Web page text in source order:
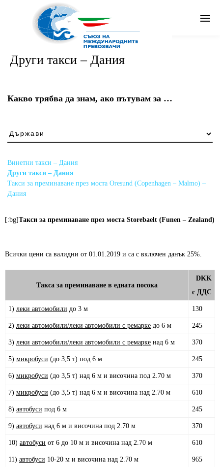
Бг
Други такси – Дания
Какво трябва да знам, ако пътувам за …
Какво
трябва
знам,
ако
пътувам
за
Винетни такси – Дания
Други такси – Дания
Такси за преминаване през моста Oresund (Copenhagen – Malmo) –
Дания
[:bg]Такси за преминаване през моста Storebaelt (Funen – Zealand)
Всички цени са валидни от 01.01.2019 и са с включен данък 25%.
Такса за преминаване в едната посока
DKK
с ДДС
1) леки автомобили до 3 м 130
2) леки автомобили/леки автомобили с ремарке до 6 м 245
3) леки автомобили/леки автомобили с ремарке над 6 м 370
5) микробуси (до 3,5 т) под 6 м 245
6) микробуси (до 3,5 т) над 6 м и височина под 2.70 м 370
7) микробуси (до 3,5 т) над 6 м и височина над 2.70 м 610
8) автобуси под 6 м 245
9) автобуси над 6 м и височина под 2.70 м 370
10) автобуси от 6 до 10 м и височина над 2.70 м 610
11) автобуси 10-20 м и височина над 2.70 м 965